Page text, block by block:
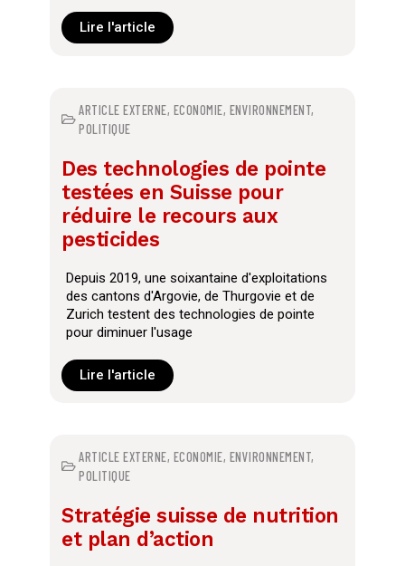
Lire l'article
ARTICLE EXTERNE, ECONOMIE, ENVIRONNEMENT,
POLITIQUE
Des technologies de pointe
testées en Suisse pour
réduire le recours aux
pesticides
Depuis 2019, une soixantaine d'exploitations
des cantons d'Argovie, de Thurgovie et de
Zurich testent des technologies de pointe
pour diminuer l'usage
Lire l'article
ARTICLE EXTERNE, ECONOMIE, ENVIRONNEMENT,
POLITIQUE
Stratégie suisse de nutrition
et plan d’action